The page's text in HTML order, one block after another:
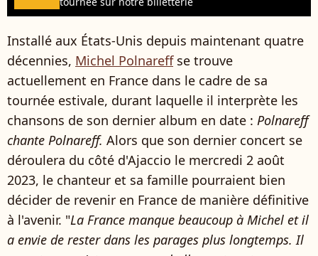
Installé aux États-Unis depuis maintenant quatre
décennies, Michel Polnareffse trouve
actuellement en France dans le cadre de sa
tournée estivale, durant laquelle il interprète les
chansons de son dernier album en date : Polnareff
chante Polnareff. Alors que son dernier concert se
déroulera du côté d'Ajaccio le mercredi 2 août
2023, le chanteur et sa famille pourraient bien
décider de revenir en France de manière définitive
à l'avenir. "La France manque beaucoup à Michel et il
a envie de rester dans les parages plus longtemps. Il